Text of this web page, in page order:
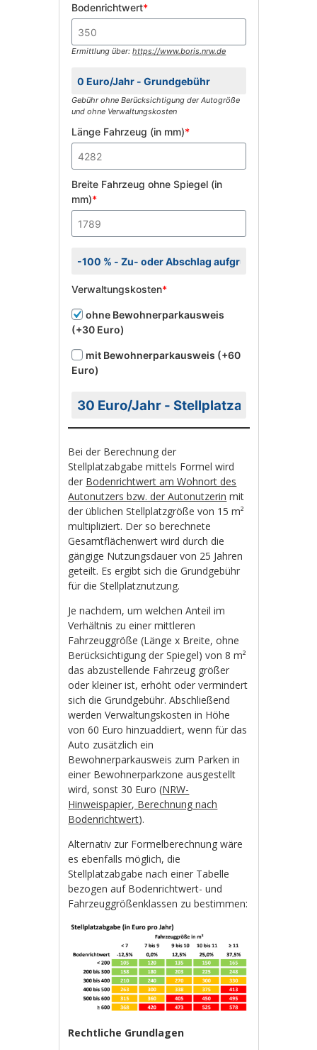
Bodenrichtwert*
Ermittlung über:https://www.boris.nrw.de
Gebühr ohne Berücksichtigung der Autogröße
und ohne Verwaltungskosten
Länge Fahrzeug (in mm)*
Breite Fahrzeug ohne Spiegel (in
mm)*
Verwaltungskosten*
ohne Bewohnerparkausweis
(+30 Euro)
mit Bewohnerparkausweis (+60
Euro)
Bei der Berechnung der
Stellplatzabgabe mittels Formel wird
der Bodenrichtwert am Wohnort des
Autonutzers bzw. der Autonutzerin mit
der üblichen Stellplatzgröße von 15 m²
multipliziert. Der so berechnete
Gesamtflächenwert wird durch die
gängige Nutzungsdauer von 25 Jahren
geteilt. Es ergibt sich die Grundgebühr
für die Stellplatznutzung.
Je nachdem, um welchen Anteil im
Verhältnis zu einer mittleren
Fahrzeuggröße (Länge x Breite, ohne
Berücksichtigung der Spiegel) von 8 m²
das abzustellende Fahrzeug größer
oder kleiner ist, erhöht oder vermindert
sich die Grundgebühr. Abschließend
werden Verwaltungskosten in Höhe
von 60 Euro hinzuaddiert, wenn für das
Auto zusätzlich ein
Bewohnerparkausweis zum Parken in
einer Bewohnerparkzone ausgestellt
wird, sonst 30 Euro (NRW-
Hinweispapier, Berechnung nach
Bodenrichtwert).
Alternativ zur Formelberechnung wäre
es ebenfalls möglich, die
Stellplatzabgabe nach einer Tabelle
bezogen auf Bodenrichtwert- und
Fahrzeuggrößenklassen zu bestimmen:
Rechtliche Grundlagen